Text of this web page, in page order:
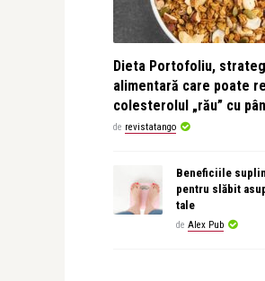
Dieta Portofoliu,
alimentară care poate
colesterolul „rău” cu
de revistatango
Beneficiile
pentru slăbit
tale
de Alex Pub